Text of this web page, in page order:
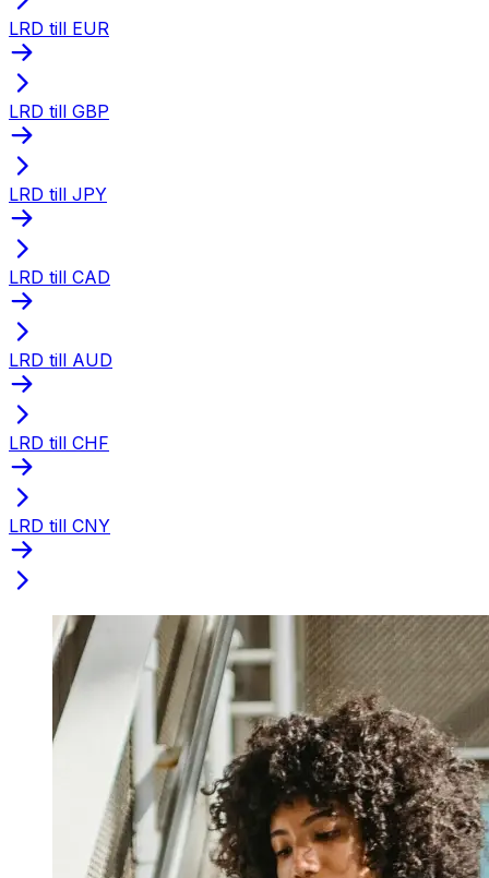
LRD till EUR
LRD till GBP
LRD till JPY
LRD till CAD
LRD till AUD
LRD till CHF
LRD till CNY